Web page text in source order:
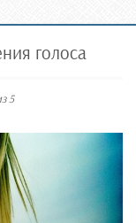
голоса
5